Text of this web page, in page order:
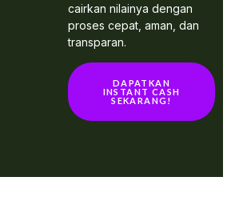
cairkan nilainya dengan
proses cepat, aman, dan
transparan.
DAPATKAN
INSTANT CASH
SEKARANG!